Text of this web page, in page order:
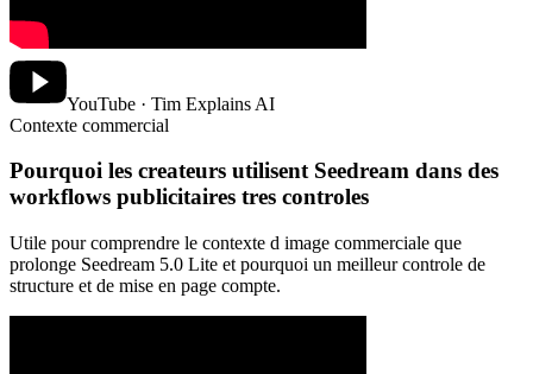
YouTube · Tim Explains AI
Contexte commercial
Pourquoi les createurs utilisent Seedream dans des
workflows publicitaires tres controles
Utile pour comprendre le contexte d image commerciale que
prolonge Seedream 5.0 Lite et pourquoi un meilleur controle de
structure et de mise en page compte.